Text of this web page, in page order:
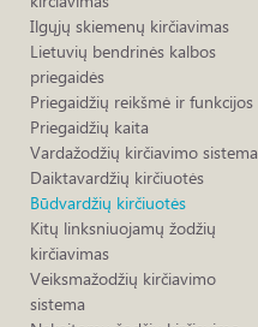
Ilgųjų skiemenų kirčiavimas
Lietuvių bendrinės kalbos
priegaidės
Priegaidžių reikšmė ir funkcijos
Priegaidžių kaita
Vardažodžių kirčiavimo sistema
Daiktavardžių kirčiuotės
Būdvardžių kirčiuotės
Kitų linksniuojamų žodžių
kirčiavimas
Veiksmažodžių kirčiavimo
sistema